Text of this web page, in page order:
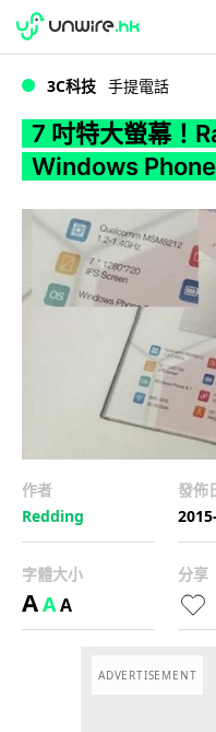
WWDC 2026
3C科技 手提電話
7 吋特大螢幕！
Windows
作者
Redding
發佈
字體大小
AAA
分享
ADVERTISEMENT